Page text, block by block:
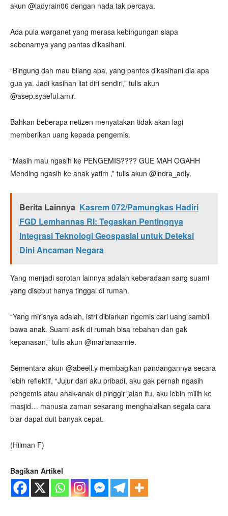
akun @ladyrain06 dengan nada tak percaya.
Ada pula warganet yang merasa kebingungan siapa
sebenarnya yang pantas dikasihani.
“Bingung dah mau bilang apa, yang pantes dikasihani dia apa
gua ya. Jadi kasihan liat diri sendiri,” tulis akun
@asep.syaeful.amir.
Bahkan beberapa netizen menyatakan tidak akan lagi
memberikan uang kepada pengemis.
“Masih mau ngasih ke PENGEMIS???? GUE MAH OGAHH
Mending ngasih ke anak yatim ,” tulis akun @indra_adly.
Berita Lainnya Kasrem 072/Pamungkas Hadiri
FGD Lemhannas RI: Tegaskan Pentingnya
Integrasi Teknologi Geospasial untuk Deteksi
Dini Ancaman Negara
Yang menjadi sorotan lainnya adalah keberadaan sang suami
yang disebut hanya tinggal di rumah.
“Yang mirisnya adalah, istri dibiarkan ngemis cari uang sambil
bawa anak. Suami asik di rumah bisa rebahan dan gak
kepanasan,” tulis akun @marianaarnie.
Sementara akun @abeell.y membagikan pandangannya secara
lebih reflektif, “Jujur dari aku pribadi, aku gak pernah ngasih
pengemis atau anak-anak di pinggir jalan itu, aku lebih milih ke
masjid… manusia zaman sekarang menghalalkan segala cara
biar dapat duit banyak cepat.
(Hilman F)
Bagikan Artikel